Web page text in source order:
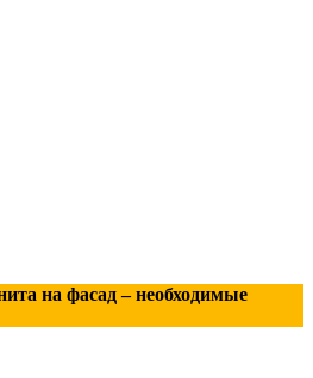
на фасад – необходимые